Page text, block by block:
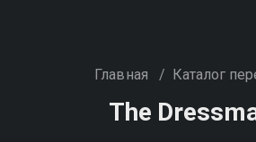
Главная / Каталог
The